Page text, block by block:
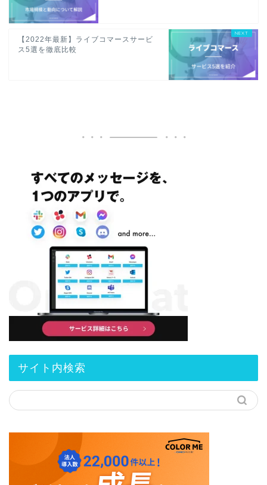
【2022年最新】ライブコマースサービ
ス5選を徹底比較
サイト内検索